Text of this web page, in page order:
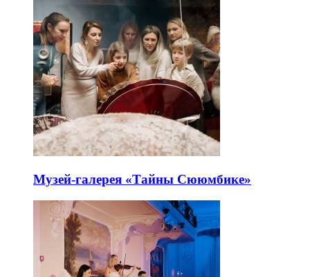
Музей-галерея «Тайны Сююмбике»